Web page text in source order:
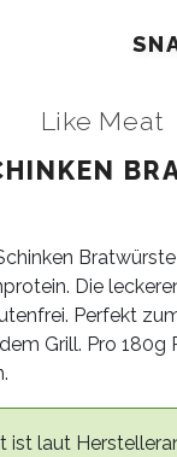
Like Meat
Die
Perfekt
Grill. Pro 180g
ist laut